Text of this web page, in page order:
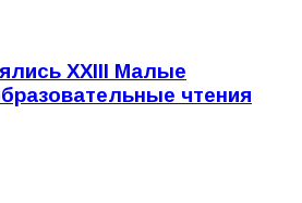
XXIII Малые
чтения